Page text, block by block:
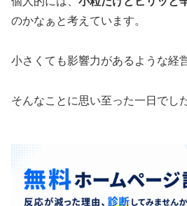
のかなぁと考えています。
小さくても影響力があるような経
そんなことに思い至った一日でした